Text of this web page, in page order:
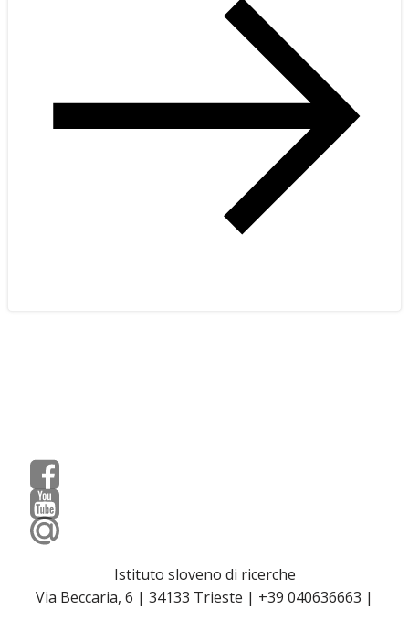
Istituto sloveno di ricerche
Via Beccaria, 6 | 34133 Trieste | +39 040636663 |